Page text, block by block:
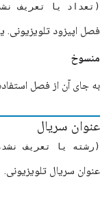
(تعداد یا تعریف
فصل اپیزود
منسوخ
به جای آن از فصل
عنوان سریال
(رشته یا تعریف
عنوان سریال تلویزیونی.